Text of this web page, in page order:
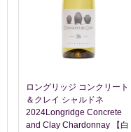
ロングリッジ コンクリート
＆クレイ シャルドネ
2024Longridge Concrete
and Clay Chardonnay 【白